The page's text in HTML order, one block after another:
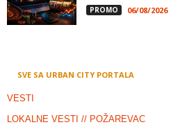
PROMO 06/08/2026
SVE SA URBAN CITY PORTALA
VESTI
LOKALNE VESTI // POŽAREVAC